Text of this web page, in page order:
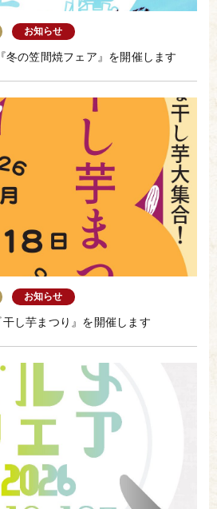
お知らせ
冬の笠間焼フェア』を開催します
お知らせ
干し芋まつり』を開催します